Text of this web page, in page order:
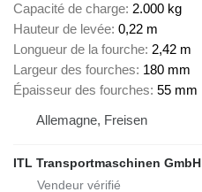
Capacité de charge 2.000 kg
Hauteur de levée 0,22 m
Longueur de la fourche 2,42 m
Largeur des fourches 180 mm
Épaisseur des fourches 55 mm
Allemagne, Freisen
ITL Transportmaschinen GmbH